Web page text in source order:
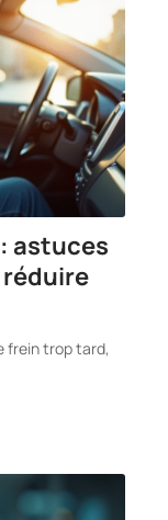
astuces
frein trop tard,